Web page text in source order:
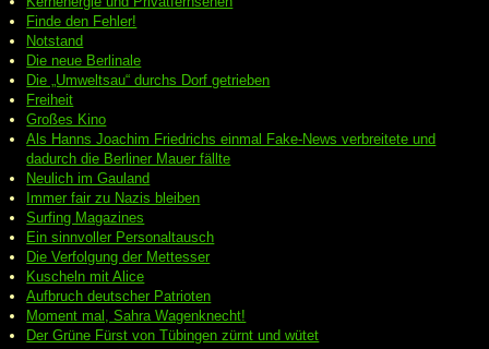
Finde den Fehler!
Notstand
Die neue Berlinale
Die „Umweltsau“ durchs Dorf getrieben
Freiheit
Großes Kino
Als Hanns Joachim Friedrichs einmal Fake-News verbreitete und
dadurch die Berliner Mauer fällte
Neulich im Gauland
Immer fair zu Nazis bleiben
Surfing Magazines
Ein sinnvoller Personaltausch
Die Verfolgung der Mettesser
Kuscheln mit Alice
Aufbruch deutscher Patrioten
Moment mal, Sahra Wagenknecht!
Der Grüne Fürst von Tübingen zürnt und wütet